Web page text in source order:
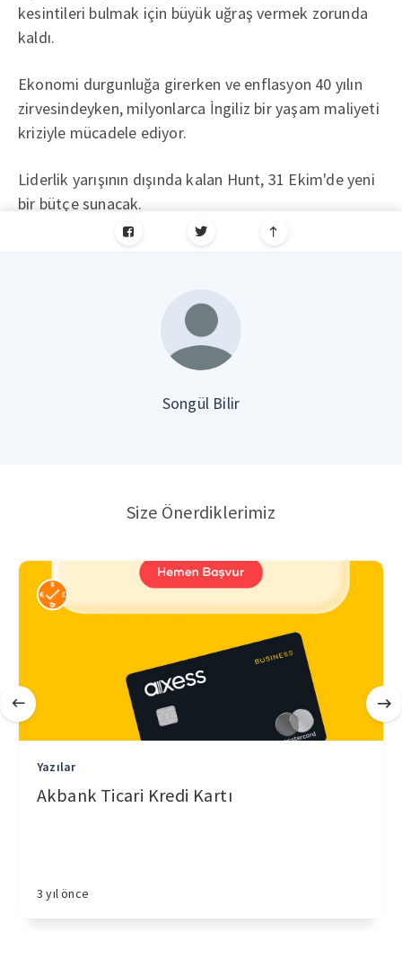
kesintileri bulmak için büyük uğraş vermek zorunda
kaldı.
Ekonomi durgunluğa girerken ve enflasyon 40 yılın
zirvesindeyken, milyonlarca İngiliz bir yaşam maliyeti
kriziyle mücadele ediyor.
Liderlik yarışının dışında kalan Hunt, 31 Ekim'de yeni
bir bütçe sunacak.
Songül Bilir
Size Önerdiklerimiz
Yazılar
Akbank Ticari Kredi Kartı
3 yıl önce